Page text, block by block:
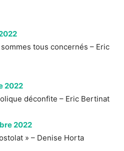
tous concernés – Eric
2022
déconfite – Eric Bertinat
2022
» – Denise Horta